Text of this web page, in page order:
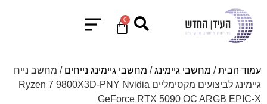
0
עמוד הבית/ מחשבי גיימינג/ מחשבי גיימינג נייחים / מחשב נייח
גיימינג לביצועים מקסימליים Ryzen 7 9800X3D-PNY Nvidia
GeForce RTX 5090 OC ARGB EPIC-X